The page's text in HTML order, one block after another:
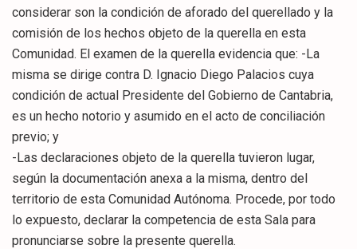
considerar son la condición de aforado del querellado y la
comisión de los hechos objeto de la querella en esta
Comunidad. El examen de la querella evidencia que: -La
misma se dirige contra D. Ignacio Diego Palacios cuya
condición de actual Presidente del Gobierno de Cantabria,
es un hecho notorio y asumido en el acto de conciliación
previo; y
-Las declaraciones objeto de la querella tuvieron lugar,
según la documentación anexa a la misma, dentro del
territorio de esta Comunidad Autónoma. Procede, por todo
lo expuesto, declarar la competencia de esta Sala para
pronunciarse sobre la presente querella.